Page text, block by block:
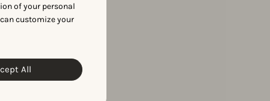
of your personal
can customize your
All